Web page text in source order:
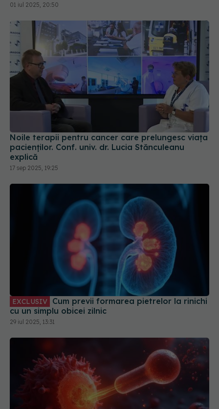
01 iul 2025, 20:50
Noile terapii pentru cancer care prelungesc viața
pacienților. Conf. univ. dr. Lucia Stănculeanu
explică
17 sep 2025, 19:25
EXCLUSIV
cu un simplu obicei zilnic
29 iul 2025, 13:31